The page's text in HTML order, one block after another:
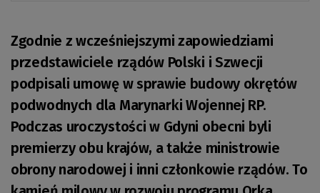
Zgodnie z wcześniejszymi zapowiedziami
przedstawiciele rządów Polski i Szwecji
podpisali umowę w sprawie budowy okrętów
podwodnych dla Marynarki Wojennej RP.
Podczas uroczystości w Gdyni obecni byli
premierzy obu krajów, a także ministrowie
obrony narodowej i inni członkowie rządów. To